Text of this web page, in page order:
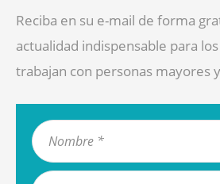
Reciba en su e-mail de forma
actualidad indispensable para
trabajan con personas mayores